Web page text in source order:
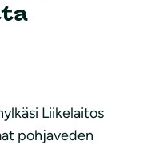
Liikelaitos
pohjaveden